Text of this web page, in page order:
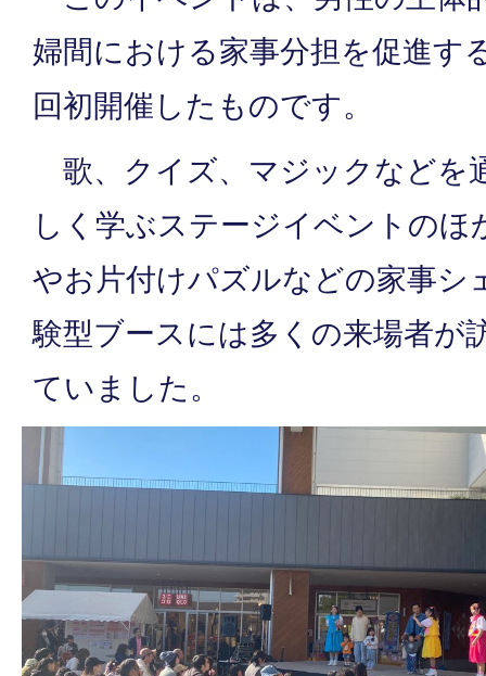
婦間における家事分担を促進す
回初開催したものです。
歌、クイズ、マジックなどを
しく学ぶステージイベントのほ
やお片付けパズルなどの家事シ
験型ブースには多くの来場者が
ていました。